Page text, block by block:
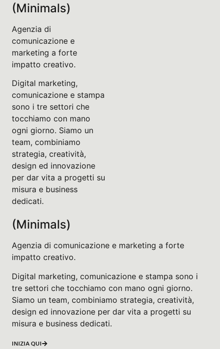
(Minimals)
Agenzia di
comunicazione e
marketing a forte
impatto creativo.
Digital marketing,
comunicazione e stampa
sono i tre settori che
tocchiamo con mano
ogni giorno. Siamo un
team, combiniamo
strategia, creatività,
design ed innovazione
per dar vita a progetti su
misura e business
dedicati.
(Minimals)
Agenzia di comunicazione e marketing a forte
impatto creativo.
Digital marketing, comunicazione e stampa sono i
tre settori che tocchiamo con mano ogni giorno.
Siamo un team, combiniamo strategia, creatività,
design ed innovazione per dar vita a progetti su
misura e business dedicati.
INIZIA QUI